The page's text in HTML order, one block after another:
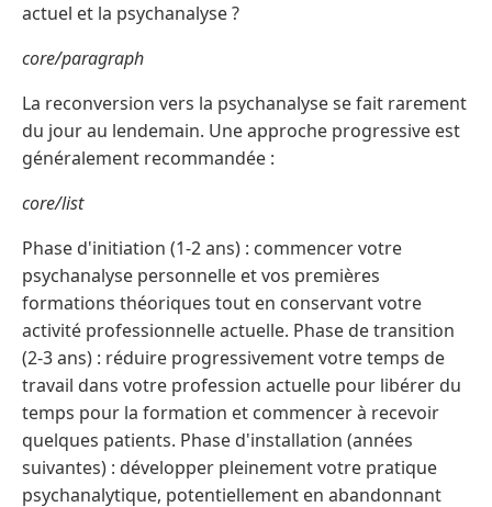
actuel et la psychanalyse ?
core/paragraph
La reconversion vers la psychanalyse se fait rarement
du jour au lendemain. Une approche progressive est
généralement recommandée :
core/list
Phase d'initiation (1-2 ans) : commencer votre
psychanalyse personnelle et vos premières
formations théoriques tout en conservant votre
activité professionnelle actuelle. Phase de transition
(2-3 ans) : réduire progressivement votre temps de
travail dans votre profession actuelle pour libérer du
temps pour la formation et commencer à recevoir
quelques patients. Phase d'installation (années
suivantes) : développer pleinement votre pratique
psychanalytique, potentiellement en abandonnant